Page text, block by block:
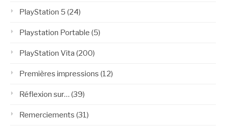
PlayStation 5 (24)
Playstation Portable (5)
PlayStation Vita (200)
Premières impressions (12)
Réflexion sur… (39)
Remerciements (31)